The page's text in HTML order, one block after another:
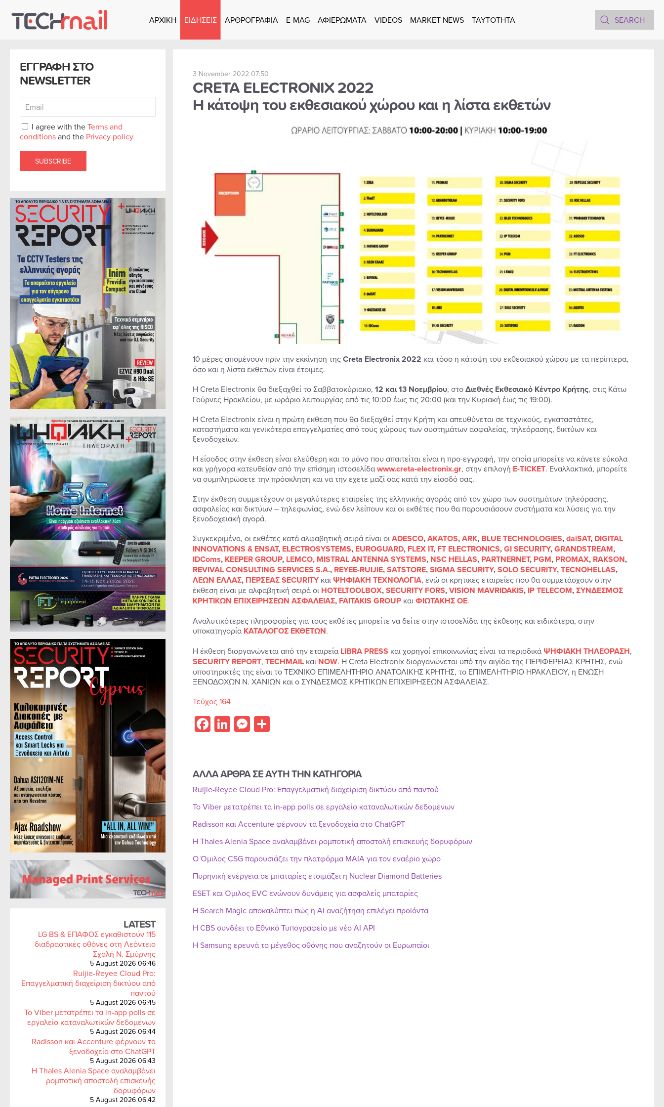
Skip to main content
ΑΡΧΙΚΗ ΕΙΔΗΣΕΙΣ ΑΡΘΡΟΓΡΑΦΙΑ E-MAG ΑΦΙΕΡΩΜΑΤΑ VIDEOS MARKET NEWS TAYTOTHTA
ΕΓΓΡΑΦΗ ΣΤΟ
NEWSLETTER
I agree with theTerms and
conditionsand the Privacy policy
SUBSCRIBE
LATEST
LG BS & ΕΠΑΦΟΣ εγκαθιστούν 115
διαδραστικές οθόνες στη Λεόντειο
Σχολή Ν. Σμύρνης
5 August 2026 06:46
Ruijie-Reyee Cloud Pro:
Επαγγελματική διαχείριση δικτύου από
παντού
5 August 2026 06:45
Το Viber μετατρέπει τα in-app polls σε
εργαλείο καταναλωτικών δεδομένων
5 August 2026 06:44
Radisson και Accenture φέρνουν τα
ξενοδοχεία στο ChatGPT
5 August 2026 06:43
Η Thales Alenia Space αναλαμβάνει
ρομποτική αποστολή επισκευής
δορυφόρων
5 August 2026 06:42
3 November 2022 07:50
CRETA ELECTRONIX 2022
Η κάτοψη του εκθεσιακού χώρου και η λίστα εκθετών
10 μέρες απομένουν πριν την εκκίνηση τηςCreta Electronix 2022 και τόσο η κάτοψη του εκθεσιακού χώρου με τα περίπτερα,
όσο και η λίστα εκθετών είναι έτοιμες.
Η Creta Electronix θα διεξαχθεί το Σαββατοκύριακο, 12 και 13 Νοεμβρίου, στοΔιεθνές Εκθεσιακό Κέντρο Κρήτης, στις Κάτω
Γούρνες Ηρακλείου, με ωράριο λειτουργίας από τις 10:00 έως τις 20:00 (και την Κυριακή έως τις 19:00).
H Creta Electronix είναι η πρώτη έκθεση που θα διεξαχθεί στην Κρήτη και απευθύνεται σε τεχνικούς, εγκαταστάτες,
καταστήματα και γενικότερα επαγγελματίες από τους χώρους των συστημάτων ασφαλείας, τηλεόρασης, δικτύων και
ξενοδοχείων.
Η είσοδος στην έκθεση είναι ελεύθερη και το μόνο που απαιτείται είναι η προ-εγγραφή, την οποία μπορείτε να κάνετε εύκολα
και γρήγορα κατευθείαν από την επίσημη ιστοσελίδαwww.creta-electronix.gr, στην επιλογή Ε-TICKET. Εναλλακτικά, μπορείτε
να συμπληρώσετε την πρόσκληση και να την έχετε μαζί σας κατά την είσοδό σας.
Στην έκθεση συμμετέχουν οι μεγαλύτερες εταιρείες της ελληνικής αγοράς από τον χώρο των συστημάτων τηλεόρασης,
ασφαλείας και δικτύων – τηλεφωνίας, ενώ δεν λείπουν και οι εκθέτες που θα παρουσιάσουν συστήματα και λύσεις για την
ξενοδοχειακή αγορά.
Συγκεκριμένα, οι εκθέτες κατά αλφαβητική σειρά είναι οιADESCO,AKATOS,ARK, BLUE TECHNOLOGIES,daiSAT, DIGITAL
INNOVATIONS & ENSAT, ELECTROSYSTEMS, EUROGUARD, FLEX IT, FT ELECTRONICS,GI SECURITY,GRANDSTREAM,
IDComs, KEEPER GROUP, LEMCO, MISTRAL ANTENNA SYSTEMS, NSC HELLAS, PARTNERNET, PGM, PROMAX, RAKSON,
REVIVAL CONSULTING SERVICES S.A., REYEE-RUIJIE,SATSTORE,SIGMA SECURITY,SOLO SECURITY,TECNOHELLAS,
ΛΕΩΝ ΕΛΛΑΣ, ΠΕΡΣΕΑΣ SECURITYκαι ΨΗΦΙΑΚΗ ΤΕΧΝΟΛΟΓΙΑ, ενώ οι κρητικές εταιρείες που θα συμμετάσχουν στην
έκθεση είναι με αλφαβητική σειρά οι HOTELTOOLBOX,SECURITY FORS,VISION MAVRIDAKIS, IP TELECOM,ΣΥΝΔΕΣΜΟΣ
ΚΡΗΤΙΚΩΝ ΕΠΙΧΕΙΡΗΣΕΩΝ ΑΣΦΑΛΕΙΑΣ, FAITAKIS GROUPκαιΦΙΩΤΑΚΗΣ ΟΕ.
Αναλυτικότερες πληροφορίες για τους εκθέτες μπορείτε να δείτε στην ιστοσελίδα της έκθεσης και ειδικότερα, στην
υποκατηγορία ΚΑΤΑΛΟΓΟΣ ΕΚΘΕΤΩΝ.
Η έκθεση διοργανώνεται από την εταιρεία LIBRA PRESS και χορηγοί επικοινωνίας είναι τα περιοδικά ΨΗΦΙΑΚΗ ΤΗΛΕΟΡΑΣΗ,
SECURITY REPORT, TECHMAILκαι NOW. Η Creta Electronix διοργανώνεται υπό την αιγίδα της ΠΕΡΙΦΕΡΕΙΑΣ ΚΡΗΤΗΣ, ενώ
υποστηρικτές της είναι το ΤΕΧΝΙΚΟ ΕΠΙΜΕΛΗΤΗΡΙΟ ΑΝΑΤΟΛΙΚΗΣ ΚΡΗΤΗΣ, το ΕΠΙΜΕΛΗΤΗΡΙΟ ΗΡΑΚΛΕΙΟΥ, η ΕΝΩΣΗ
ΞΕΝΟΔΟΧΩΝ Ν. ΧΑΝΙΩΝ και ο ΣΥΝΔΕΣΜΟΣ ΚΡΗΤΙΚΩΝ ΕΠΙΧΕΙΡΗΣΕΩΝ ΑΣΦΑΛΕΙΑΣ.
Τεύχος 164
Facebook
LinkedIn
Messenger
Share
ΑΛΛΑ ΑΡΘΡΑ ΣΕ ΑΥΤΗ ΤΗΝ ΚΑΤΗΓΟΡΙΑ
Ruijie-Reyee Cloud Pro: Επαγγελματική διαχείριση δικτύου από παντού
Το Viber μετατρέπει τα in-app polls σε εργαλείο καταναλωτικών δεδομένων
Radisson και Accenture φέρνουν τα ξενοδοχεία στο ChatGPT
Η Thales Alenia Space αναλαμβάνει ρομποτική αποστολή επισκευής δορυφόρων
Ο Όμιλος CSG παρουσιάζει την πλατφόρμα MAIA για τον εναέριο χώρο
Πυρηνική ενέργεια σε μπαταρίες ετοιμάζει η Nuclear Diamond Batteries
ESET και Όμιλος EVC ενώνουν δυνάμεις για ασφαλείς μπαταρίες
Η Search Magic αποκαλύπτει πώς η AI αναζήτηση επιλέγει προϊόντα
Η CBS συνδέει το Εθνικό Τυπογραφείο με νέο AI API
Η Samsung ερευνά το μέγεθος οθόνης που αναζητούν οι Ευρωπαίοι